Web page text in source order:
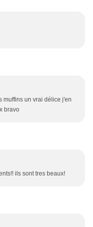
muffins un vrai délice j'en
bravo
ils sont tres beaux!